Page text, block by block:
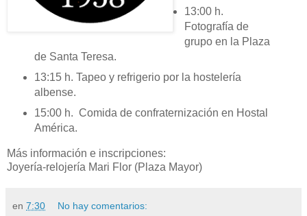
13:00 h.
Fotografía de
grupo en la Plaza
de Santa Teresa.
13:15 h. Tapeo y refrigerio por la hostelería
albense.
15:00 h. Comida de confraternización en Hostal
América.
Más información e inscripciones:
Joyería-relojería Mari Flor (Plaza Mayor)
en 7:30 No hay comentarios: